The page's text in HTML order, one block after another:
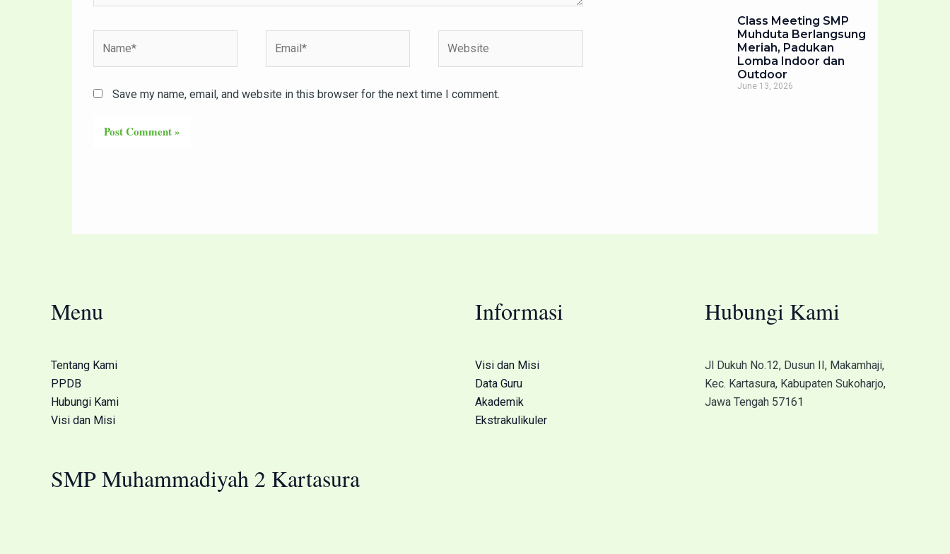
Save my name, email, and website in this browser for the next time I comment.
Class Meeting SMP
Muhduta Berlangsung
Meriah, Padukan
Lomba Indoor dan
Outdoor
June 13, 2026
Menu
Tentang Kami
PPDB
Hubungi Kami
Visi dan Misi
SMP Muhammadiyah 2 Kartasura
Informasi
Visi dan Misi
Data Guru
Akademik
Ekstrakulikuler
Hubungi Kami
Jl Dukuh No.12, Dusun II, Makamhaji,
Kec. Kartasura, Kabupaten Sukoharjo,
Jawa Tengah 57161